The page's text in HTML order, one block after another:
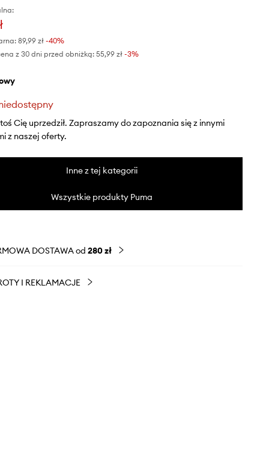
89,99 zł-40%
z 30 dni przed obniżką: 55,99 zł -3%
Cię uprzedził. Zapraszamy do zapoznania się z innymi
z naszej oferty.
Inne z tej kategorii
Wszystkie produkty Puma
DOSTAWA od 280 zł
I REKLAMACJE